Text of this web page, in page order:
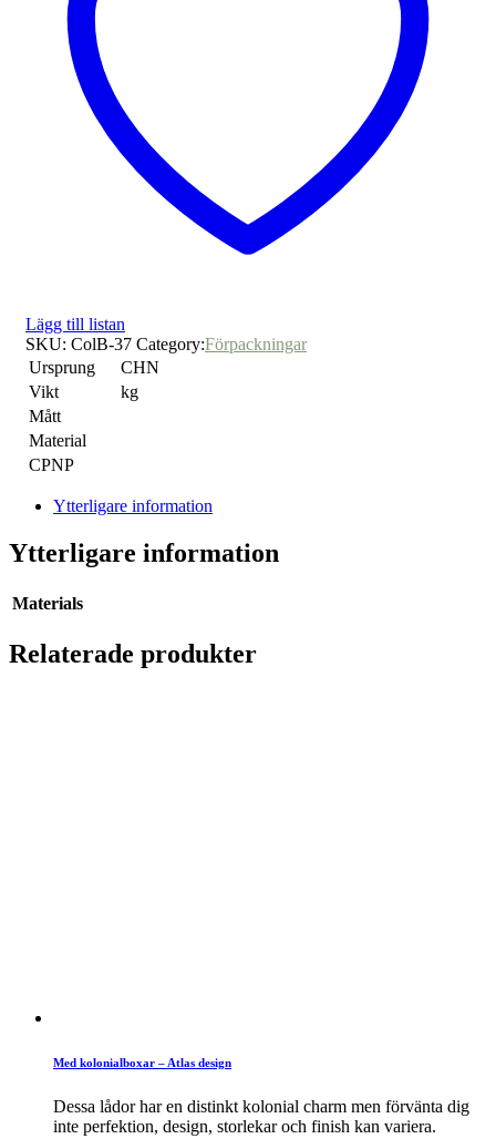
Lägg till listan
SKU: ColB-37 Category:Förpackningar
Ursprung
CHN
Vikt
kg
Mått
Material
CPNP
Ytterligare information
Ytterligare information
Materials
Relaterade produkter
Med kolonialboxar – Atlas design
Dessa lådor har en distinkt kolonial charm men förvänta dig
inte perfektion, design, storlekar och finish kan variera.